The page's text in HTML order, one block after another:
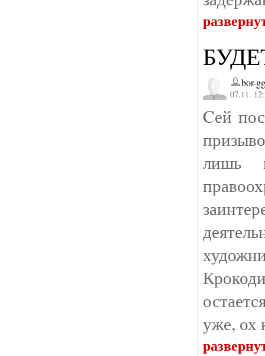
bor-
07.11.
Cей
лишь
уже, ох